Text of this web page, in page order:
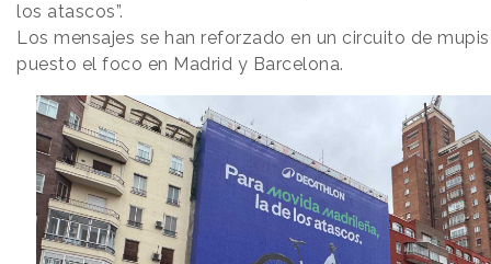
los atascos”.
Los mensajes se han reforzado en un circuito de
puesto el foco en Madrid y Barcelona.